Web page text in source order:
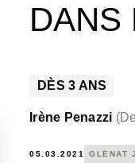
DANS
DÈS3 ANS
Irène Penazzi (
05.03.2021 GLÉNAT